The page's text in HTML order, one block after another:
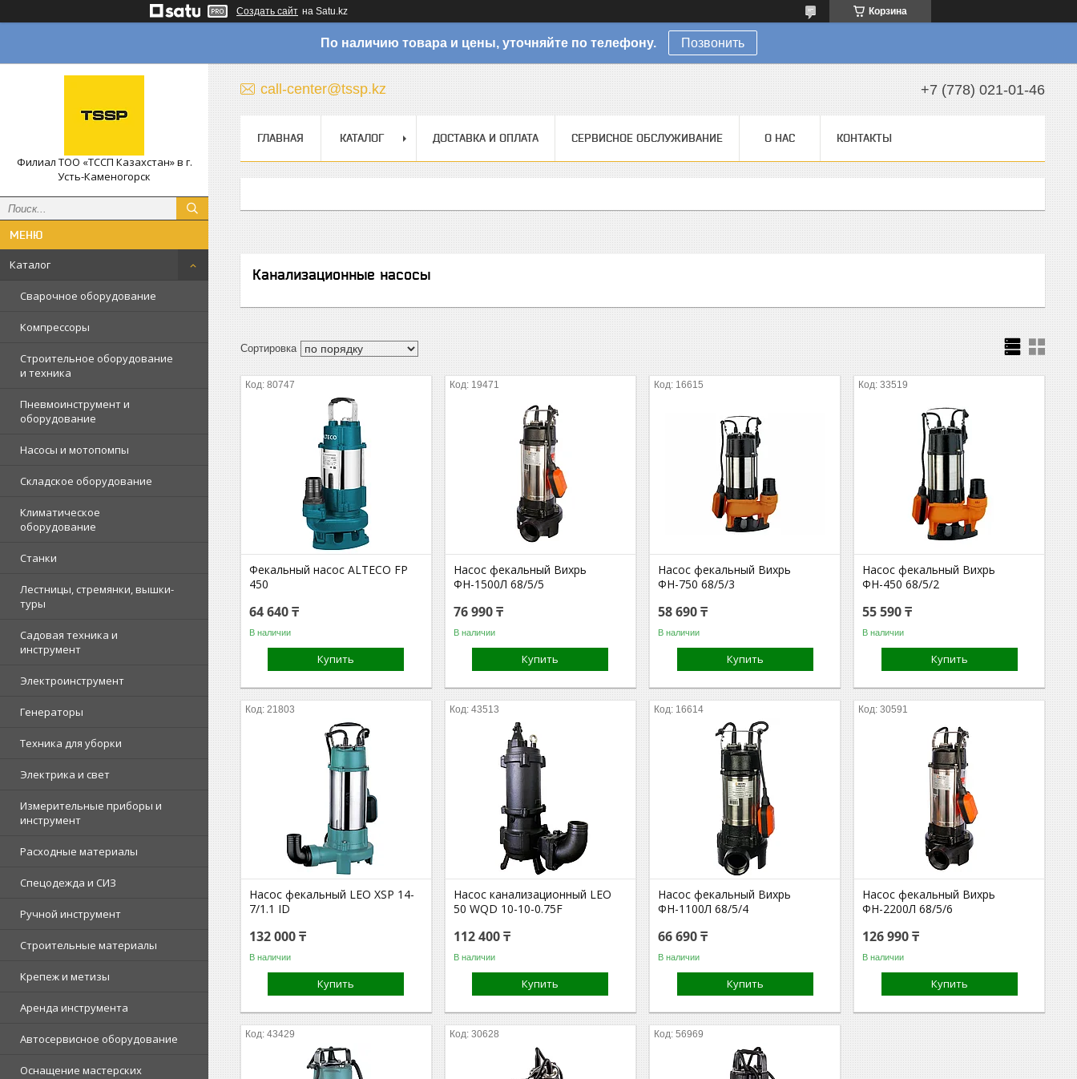
Создать сайт на Satu.kz Корзина
По наличию товара и цены, уточняйте по телефону. Позвонить
Филиал ТОО «ТССП Казахстан» в г.
Усть-Каменогорск
Каталог
Сварочное оборудование
Компрессоры
Строительное оборудование
и техника
Пневмоинструмент и
оборудование
Насосы и мотопомпы
Складское оборудование
Климатическое
оборудование
Станки
Лестницы, стремянки, вышки-
туры
Садовая техника и
инструмент
Электроинструмент
Генераторы
Техника для уборки
Электрика и свет
Измерительные приборы и
инструмент
Расходные материалы
Спецодежда и СИЗ
Ручной инструмент
Строительные материалы
Крепеж и метизы
Аренда инструмента
Автосервисное оборудование
Оснащение мастерских
call-center@tssp.kz +7 (778) 021-01-46
ГЛАВНАЯ КАТАЛОГ ДОСТАВКА И ОПЛАТА СЕРВИСНОЕ ОБСЛУЖИВАНИЕ О НАС КОНТАКТЫ
Канализационные насосы
80747
Фекальный насос ALTECO FP
450
64 640 ₸
В наличии
Купить
19471
Насос фекальный Вихрь
ФН-1500Л 68/5/5
76 990 ₸
В наличии
Купить
16615
Насос фекальный Вихрь
ФН-750 68/5/3
58 690 ₸
В наличии
Купить
33519
Насос фекальный Вихрь
ФН-450 68/5/2
55 590 ₸
В наличии
Купить
21803
Насос фекальный LEO XSP 14-
7/1.1 ID
132 000 ₸
В наличии
Купить
43513
Насос канализационный LEO
50 WQD 10-10-0.75F
112 400 ₸
В наличии
Купить
16614
Насос фекальный Вихрь
ФН-1100Л 68/5/4
66 690 ₸
В наличии
Купить
30591
Насос фекальный Вихрь
ФН-2200Л 68/5/6
126 990 ₸
В наличии
Купить
43429 30628 56969